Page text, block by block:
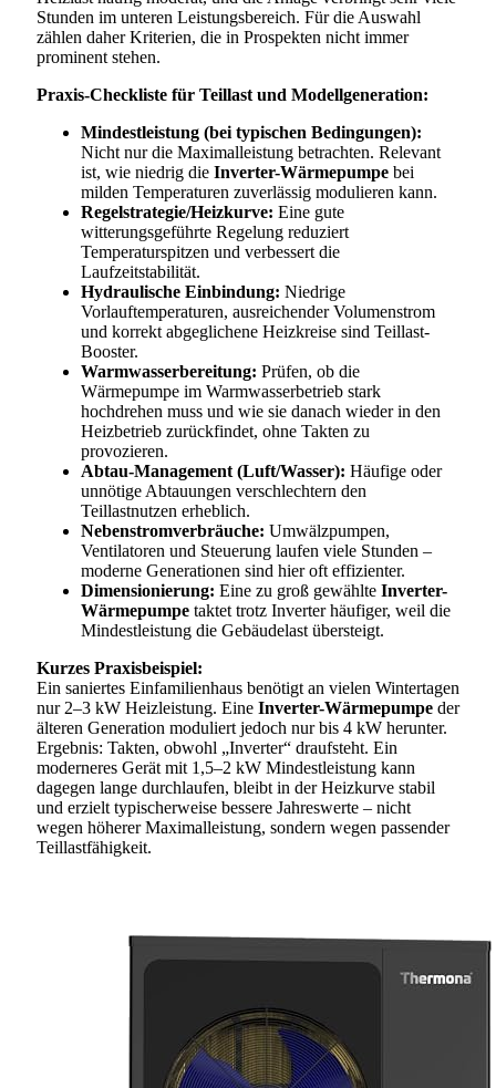
Stunden im unteren Leistungsbereich. Für die Auswahl
zählen daher Kriterien, die in Prospekten nicht immer
prominent stehen.
Praxis-Checkliste für Teillast und Modellgeneration:
Mindestleistung (bei typischen Bedingungen):
Nicht nur die Maximalleistung betrachten. Relevant
ist, wie niedrig die Inverter-Wärmepumpe bei
milden Temperaturen zuverlässig modulieren kann.
Regelstrategie/Heizkurve: Eine gute
witterungsgeführte Regelung reduziert
Temperaturspitzen und verbessert die
Laufzeitstabilität.
Hydraulische Einbindung: Niedrige
Vorlauftemperaturen, ausreichender Volumenstrom
und korrekt abgeglichene Heizkreise sind Teillast-
Booster.
Warmwasserbereitung: Prüfen, ob die
Wärmepumpe im Warmwasserbetrieb stark
hochdrehen muss und wie sie danach wieder in den
Heizbetrieb zurückfindet, ohne Takten zu
provozieren.
Abtau-Management (Luft/Wasser): Häufige oder
unnötige Abtauungen verschlechtern den
Teillastnutzen erheblich.
Nebenstromverbräuche: Umwälzpumpen,
Ventilatoren und Steuerung laufen viele Stunden –
moderne Generationen sind hier oft effizienter.
Dimensionierung: Eine zu groß gewählte Inverter-
Wärmepumpe taktet trotz Inverter häufiger, weil die
Mindestleistung die Gebäudelast übersteigt.
Kurzes Praxisbeispiel:
Ein saniertes Einfamilienhaus benötigt an vielen Wintertagen
nur 2–3 kW Heizleistung. Eine Inverter-Wärmepumpe der
älteren Generation moduliert jedoch nur bis 4 kW herunter.
Ergebnis: Takten, obwohl „Inverter“ draufsteht. Ein
moderneres Gerät mit 1,5–2 kW Mindestleistung kann
dagegen lange durchlaufen, bleibt in der Heizkurve stabil
und erzielt typischerweise bessere Jahreswerte – nicht
wegen höherer Maximalleistung, sondern wegen passender
Teillastfähigkeit.